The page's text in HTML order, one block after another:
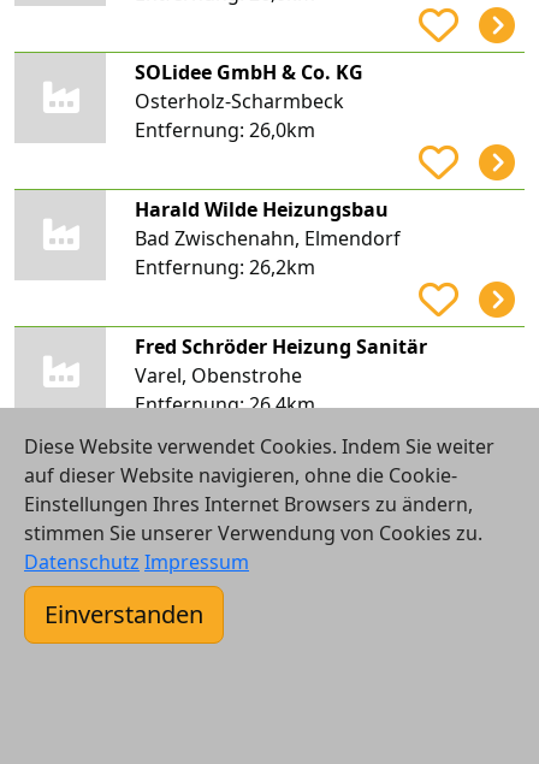
SOLidee GmbH & Co. KG
Osterholz-Scharmbeck
Entfernung: 26,0km
Harald Wilde Heizungsbau
Bad Zwischenahn, Elmendorf
Entfernung: 26,2km
Fred Schröder Heizung Sanitär
Varel, Obenstrohe
Entfernung:26,4km
Fox Solution UG (haftungsbeschränkt)
Varel, Obenstrohe
Entfernung:26,6km
Delmenhorst
Diese Website verwendet Cookies. Indem Sie weiter
auf dieser Website navigieren, ohne die Cookie-
Einstellungen Ihres Internet Browsers zu ändern,
stimmen Sie unserer Verwendung von Cookies zu.
Datenschutz Impressum
Einverstanden